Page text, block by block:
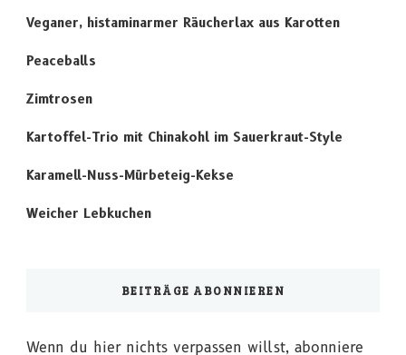
Veganer, histaminarmer Räucherlax aus Karotten
Peaceballs
Zimtrosen
Kartoffel-Trio mit Chinakohl im Sauerkraut-Style
Karamell-Nuss-Mürbeteig-Kekse
Weicher Lebkuchen
BEITRÄGE ABONNIEREN
Wenn du hier nichts verpassen willst, abonniere